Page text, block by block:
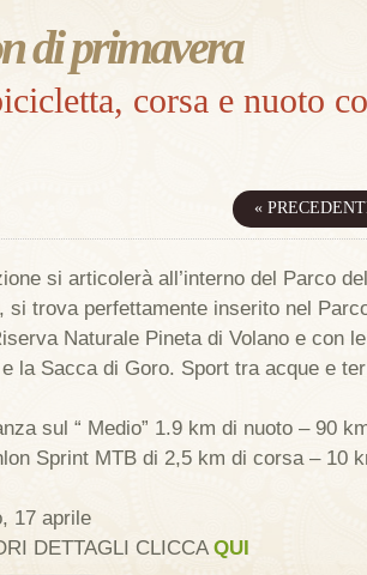
di primavera
corsa e nuoto
«
si articolerà all’interno del Parco
si trova perfettamente inserito nel
Naturale Pineta di Volano e con
la Sacca di Goro. Sport tra acque e
sul “ Medio” 1.9 km di nuoto – 90
Sprint MTB di 2,5 km di corsa – 10
17 aprile
DETTAGLI CLICCA QUI